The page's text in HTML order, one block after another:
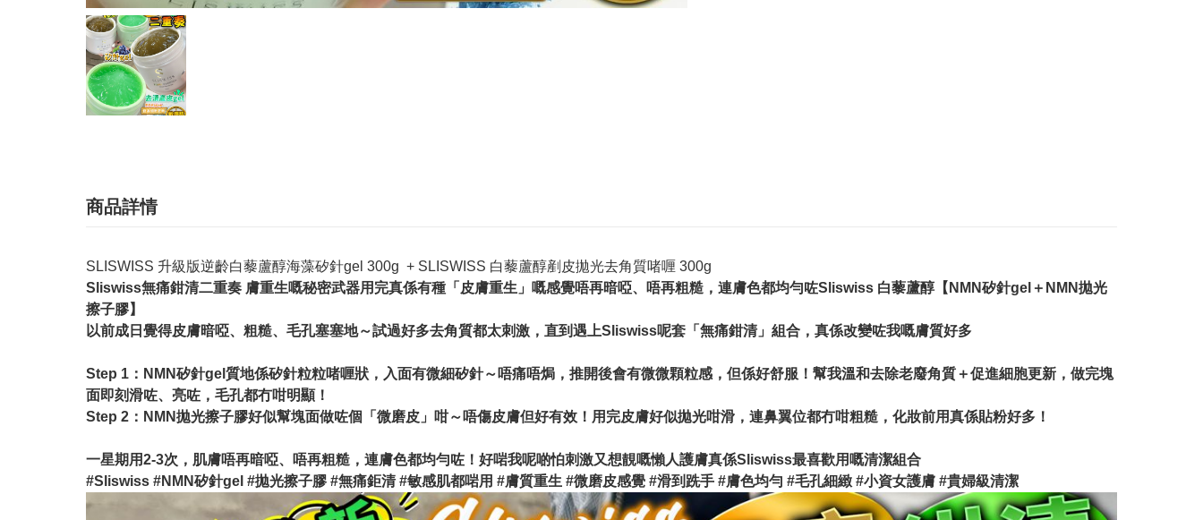
商品詳情
SLISWISS 升級版逆齡白藜蘆醇海藻矽針gel 300g + SLISWISS 白藜蘆醇剷皮拋光去角質啫喱 300g
Sliswiss無痛鉗清二重奏 膚重生嘅秘密武器用完真係有種「皮膚重生」嘅感覺唔再暗啞、唔再粗糙，連膚色都均勻咗Sliswiss 白藜蘆醇【NMN矽針gel＋NMN拋光
擦子膠】
以前成日覺得皮膚暗啞、粗糙、毛孔塞塞地～試過好多去角質都太刺激，直到遇上Sliswiss呢套「無痛鉗清」組合，真係改變咗我嘅膚質好多
Step 1：NMN矽針gel質地係矽針粒粒啫喱狀，入面有微細矽針～唔痛唔焗，推開後會有微微顆粒感，但係好舒服！幫我溫和去除老廢角質＋促進細胞更新，做完塊
面即刻滑咗、亮咗，毛孔都冇咁明顯！
Step 2：NMN拋光擦子膠好似幫塊面做咗個「微磨皮」咁～唔傷皮膚但好有效！用完皮膚好似拋光咁滑，連鼻翼位都冇咁粗糙，化妝前用真係貼粉好多！
一星期用2-3次，肌膚唔再暗啞、唔再粗糙，連膚色都均勻咗！好啱我呢啲怕刺激又想靚嘅懶人護膚真係Sliswiss最喜歡用嘅清潔組合
#Sliswiss #NMN矽針gel #拋光擦子膠 #無痛鉅清 #敏感肌都啱用 #膚質重生 #微磨皮感覺 #滑到跣手 #膚色均勻 #毛孔細緻 #小資女護膚 #貴婦級清潔